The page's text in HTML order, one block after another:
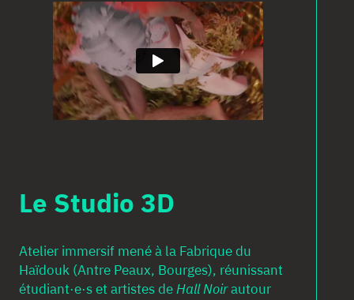
Le Studio 3D
Atelier immersif mené à la Fabrique du
Haïdouk (Antre Peaux, Bourges), réunissant
étudiant·e·s et artistes de Hall Noirautour